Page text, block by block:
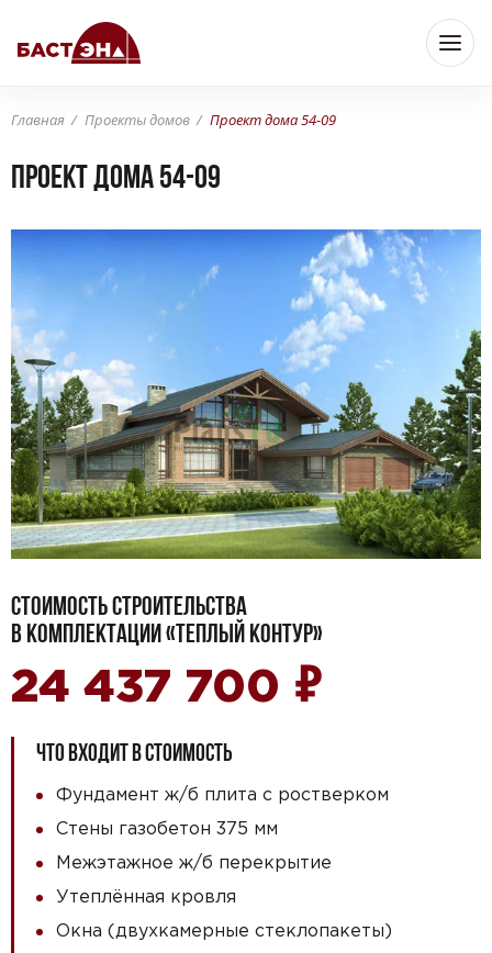
Главная Проекты домов Проект дома 54-09
Проект дома 54-09
СТОИМОСТЬ СТРОИТЕЛЬСТВА
В КОМПЛЕКТАЦИИ «ТЕПЛЫЙ КОНТУР»
24 437 700 ₽
ЧТО ВХОДИТ В СТОИМОСТЬ
Фундамент ж/б плита с ростверком
Стены газобетон 375 мм
Межэтажное ж/б перекрытие
Утеплённая кровля
Окна (двухкамерные стеклопакеты)